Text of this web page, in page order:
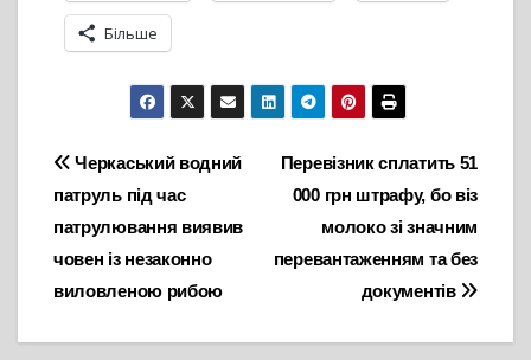
Більше
Навігація
записів
Перевізник сплатить 51
000 грн штрафу, бо віз
молоко зі значним
перевантаженням та без
документів
Черкаський водний
патруль під час
патрулювання виявив
човен із незаконно
виловленою рибою